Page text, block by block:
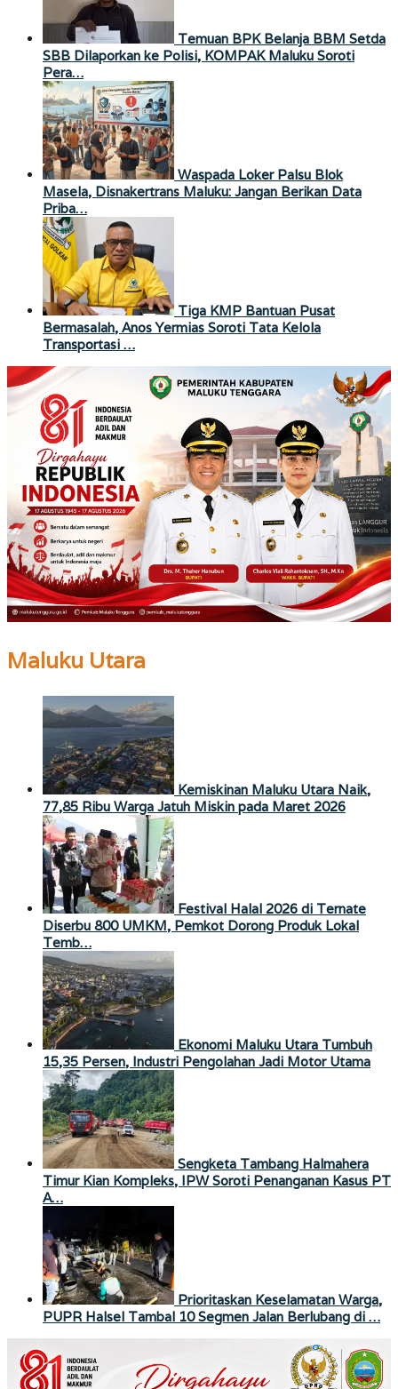
Temuan BPK Belanja BBM Setda
SBB Dilaporkan ke Polisi, KOMPAK Maluku Soroti
Pera…
Waspada Loker Palsu Blok
Masela, Disnakertrans Maluku: Jangan Berikan Data
Priba…
Tiga KMP Bantuan Pusat
Bermasalah, Anos Yermias Soroti Tata Kelola
Transportasi …
Maluku Utara
Kemiskinan Maluku Utara Naik,
77,85 Ribu Warga Jatuh Miskin pada Maret 2026
Festival Halal 2026 di Ternate
Diserbu 800 UMKM, Pemkot Dorong Produk Lokal
Temb…
Ekonomi Maluku Utara Tumbuh
15,35 Persen, Industri Pengolahan Jadi Motor Utama
Sengketa Tambang Halmahera
Timur Kian Kompleks, IPW Soroti Penanganan Kasus PT
A…
Prioritaskan Keselamatan Warga,
PUPR Halsel Tambal 10 Segmen Jalan Berlubang di …